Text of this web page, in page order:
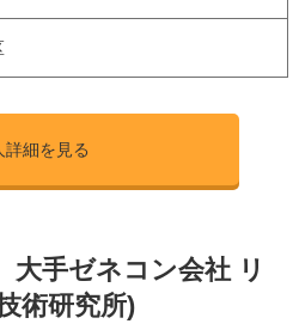
詳細を見る
手ゼネコン会社 リ
術研究所)